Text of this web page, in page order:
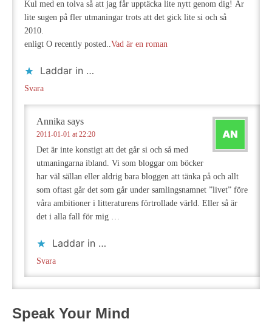
Kul med en tolva så att jag får upptäcka lite nytt genom dig! Är
lite sugen på fler utmaningar trots att det gick lite si och så
2010.
enligt O recently posted..Vad är en roman
Laddar in …
Svara
Annika says
2011-01-01 at 22:20
Det är inte konstigt att det går si och så med
utmaningarna ibland. Vi som bloggar om böcker
har väl sällan eller aldrig bara bloggen att tänka på och allt
som oftast går det som går under samlingsnamnet ”livet” före
våra ambitioner i litteraturens förtrollade värld. Eller så är
det i alla fall för mig …
Laddar in …
Svara
Speak Your Mind